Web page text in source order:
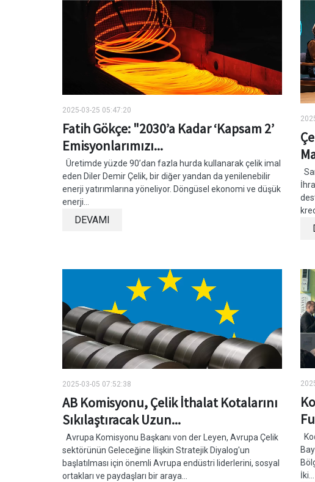
2025-03-25 05:47:20
Fatih Gökçe: "2030’a Kadar ‘Kapsam 2’
Emisyonlarımızı...
Üretimde yüzde 90’dan fazla hurda kullanarak çelik imal
eden Diler Demir Çelik, bir diğer yandan da yenilenebilir
enerji yatırımlarına yöneliyor. Döngüsel ekonomi ve düşük
enerji...
DEVAMI
2025-03-05 07:52:38
AB Komisyonu, Çelik İthalat Kotalarını
Sıkılaştıracak Uzun...
Avrupa Komisyonu Başkanı von der Leyen, Avrupa Çelik
sektörünün Geleceğine İlişkin Stratejik Diyalog'un
başlatılması için önemli Avrupa endüstri liderlerini, sosyal
ortakları ve paydaşları bir araya...
İki...